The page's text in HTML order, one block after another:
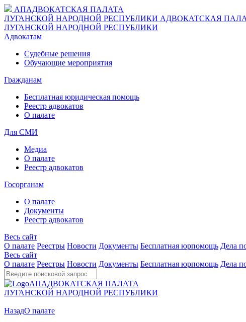
АПАДВОКАТСКАЯ ПАЛАТА
ЛУГАНСКОЙ НАРОДНОЙ РЕСПУБЛИКИ АДВОКАТСКАЯ
ЛУГАНСКОЙ НАРОДНОЙ РЕСПУБЛИКИ
Адвокатам
Судебные решения
Обучающие мероприятия
Гражданам
Бесплатная юридическая помощь
Реестр адвокатов
О палате
Для СМИ
Медиа
О палате
Реестр адвокатов
Госорганам
О палате
Документы
Реестр адвокатов
Весь сайт
О палате Реестры Новости Документы Бесплатная юрпомощь Дела
Весь сайт
О палате Реестры Новости Документы Бесплатная юрпомощь Дела
АПАДВОКАТСКАЯ ПАЛАТА
ЛУГАНСКОЙ НАРОДНОЙ РЕСПУБЛИКИ
НазадО палате